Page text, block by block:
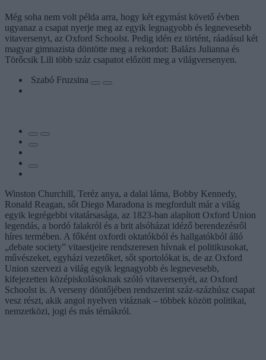
Még soha nem volt példa arra, hogy két egymást követő évben
ugyanaz a csapat nyerje meg az egyik legnagyobb és legnevesebb
vitaversenyt, az Oxford Schoolst. Pedig idén ez történt, ráadásul két
magyar gimnazista döntötte meg a rekordot: Balázs Julianna és
Törőcsik Lili több száz csapatot előzött meg a világversenyen.
Szabó Fruzsina
Winston Churchill, Teréz anya, a dalai láma, Bobby Kennedy,
Ronald Reagan, sőt Diego Maradona is megfordult már a világ
egyik legrégebbi vitatársasága, az 1823-ban alapított Oxford Union
legendás, a bordó falakról és a brit alsóházat idéző berendezésről
híres termében. A főként oxfordi oktatókból és hallgatókból álló
„debate society” vitaestjeire rendszeresen hívnak el politikusokat,
művészeket, egyházi vezetőket, sőt sportolókat is, de az Oxford
Union szervezi a világ egyik legnagyobb és legnevesebb,
kifejezetten középiskolásoknak szóló vitaversenyét, az Oxford
Schoolst is. A verseny döntőjében rendszerint száz-százhúsz csapat
vesz részt, akik angol nyelven vitáznak – többek között politikai,
nemzetközi, jogi és más témákról.